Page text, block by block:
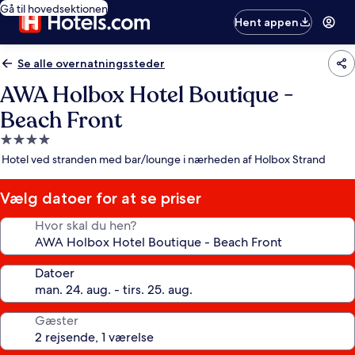
Gå til hovedsektionen
Hent appen
Se alle overnatningssteder
AWA Holbox Hotel Boutique -
Beach Front
4.0-
stjernet
Hotel ved stranden med bar/lounge i nærheden af Holbox Strand
Vælg datoer for at se priser
Hvor skal du hen?
Datoer
Gæster